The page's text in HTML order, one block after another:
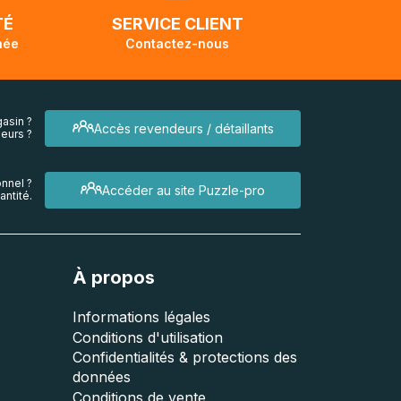
SERVICE CLIENT
Contactez-nous
Accès revendeurs / détaillants
?
?
Accéder au site Puzzle-pro
?
À propos
Informations légales
Conditions d'utilisation
Confidentialités & protections des
données
Conditions de vente